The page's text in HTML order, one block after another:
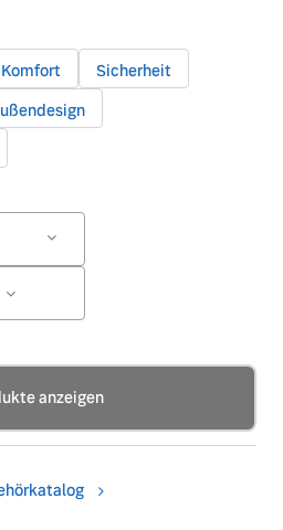
Komfort
Sicherheit
anzeigen